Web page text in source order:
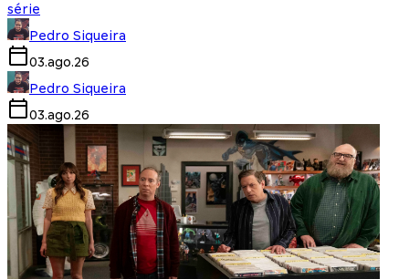
série
Pedro Siqueira
03.ago.26
Pedro Siqueira
03.ago.26